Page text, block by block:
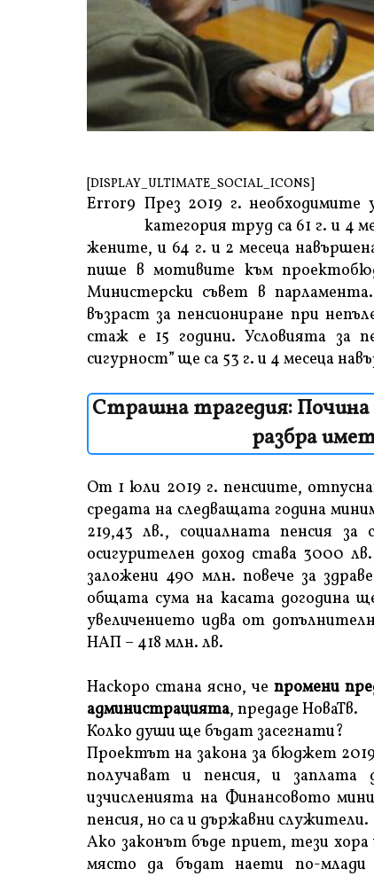
[DISPLAY_ULTIMATE_SOCIAL_ICONS]
Error9 През 2019 г. необходимите
категория труд са 61 г. и 4
жените, и 64 г. и 2 месеца
пише в мотивите към
Министерски съвет в
възраст за пенсиониране при
стаж е 15 години. Условията за
сигурност” ще са 53 г. и 4 месеца
Страшна трагедия: Почина
разбра
От 1 юли 2019 г. пенсиите,
средата на следващата година
219,43 лв., социалната пенсия
осигурителен доход става 3000
заложени 490 млн. повече за
общата сума на касата догодина
увеличението идва от
НАП – 418 млн. лв.
Наскоро стана ясно, че промени
администрацията, предаде НоваТв.
Колко души ще бъдат засегнати?
Проектът на закона за бюджет
получават и пенсия, и заплата
изчисленията на Финансовото
пенсия, но са и държавни служители.
Ако законът бъде приет, тези
място да бъдат наети по-млади